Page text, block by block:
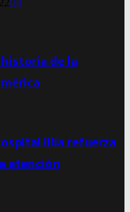
0
de la
Illia refuerza
atención